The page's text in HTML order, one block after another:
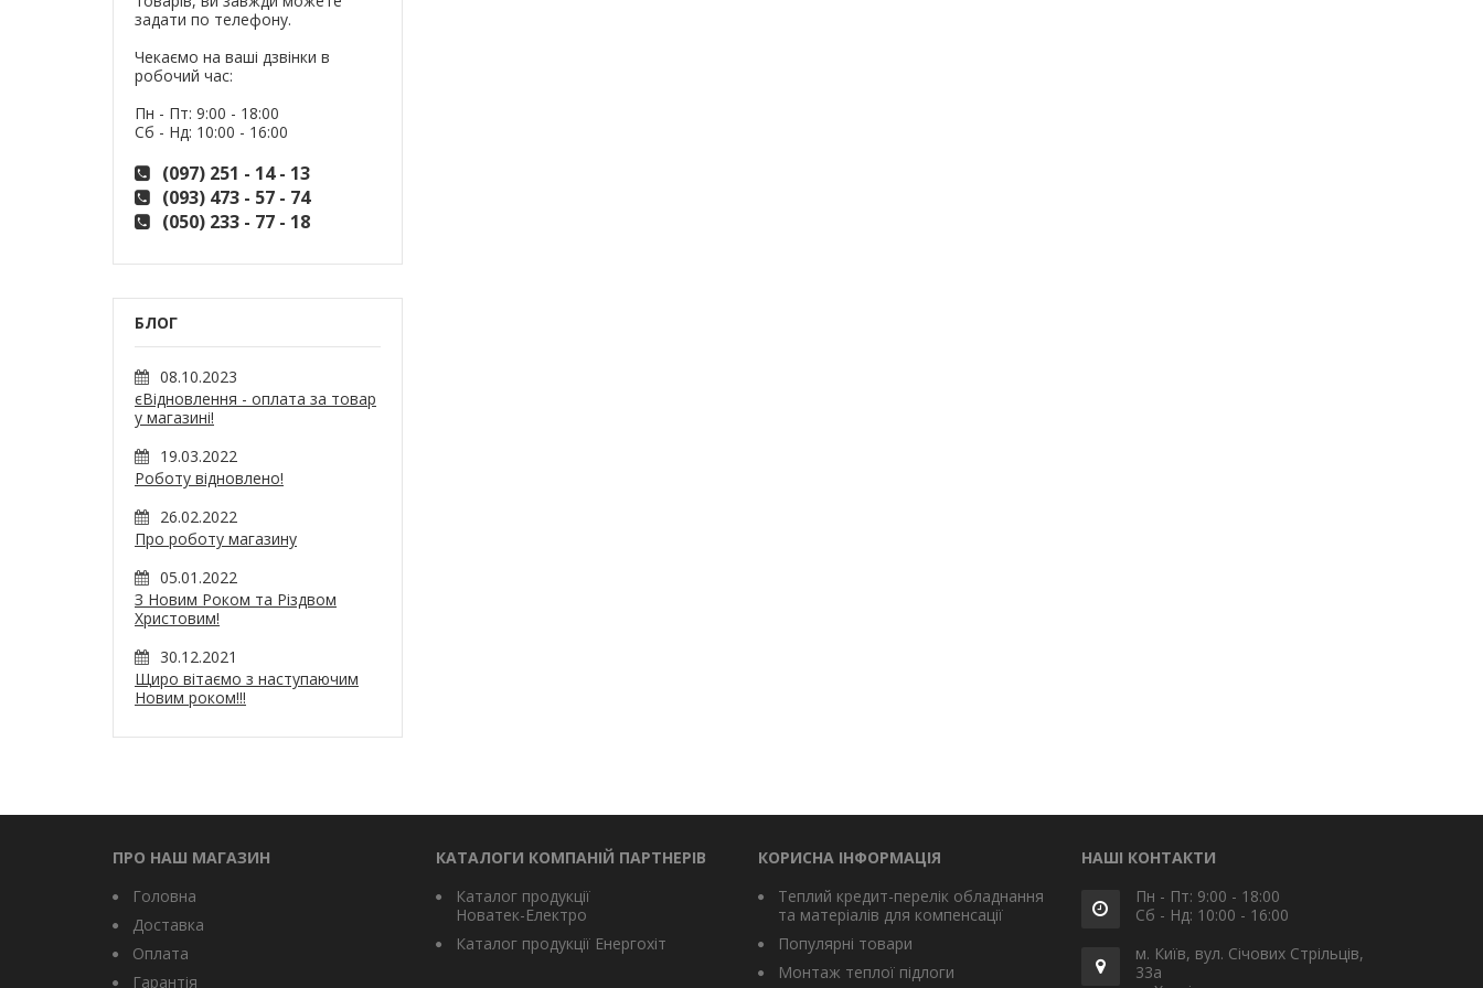
задати по телефону.
Чекаємо на ваші дзвінки в
робочий час:
Пн - Пт: 9:00 - 18:00
Сб - Нд: 10:00 - 16:00
(097) 251 - 14 - 13
(093) 473 - 57 - 74
(050) 233 - 77 - 18
БЛОГ
08.10.2023
єВідновлення - оплата за товар
у магазині!
19.03.2022
Роботу відновлено!
26.02.2022
Про роботу магазину
05.01.2022
З Новим Роком та Різдвом
Христовим!
30.12.2021
Щиро вітаємо з наступаючим
Новим роком!!!
ПРО НАШ МАГАЗИН
Головна
Доставка
Оплата
Гарантія
КАТАЛОГИ КОМПАНІЙ ПАРТНЕРІВ
Каталог продукції
Новатек-Електро
Каталог продукції Енергохіт
КОРИСНА ІНФОРМАЦІЯ
Теплий кредит-перелік обладнання
та матеріалів для компенсації
Популярні товари
Монтаж теплої підлоги
НАШІ КОНТАКТИ
Пн - Пт: 9:00 - 18:00
Сб - Нд: 10:00 - 16:00
м. Київ, вул. Січових Стрільців,
33а